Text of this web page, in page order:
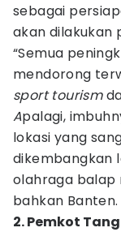
sebagai
akan dilakukan
“Semua
mendorong
sport tourism
Apalagi,
lokasi yang
dikembangkan
olahraga balap
bahkan Banten.
2. Pemkot